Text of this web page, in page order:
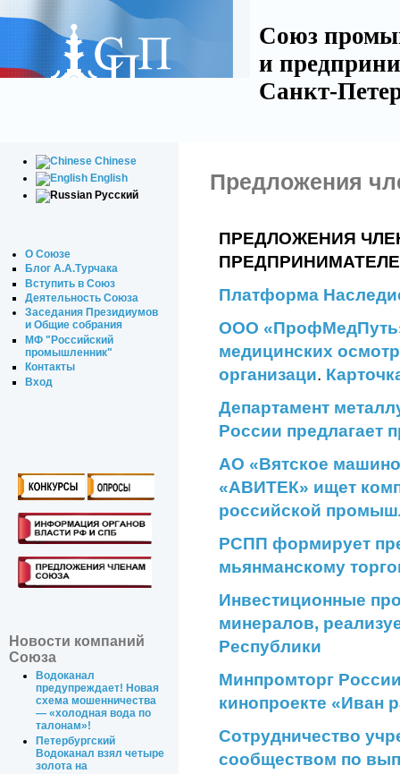
Союз
и
Санкт-
Chinese
English
Русский
О Союзе
Блог А.А.Турчака
Вступить в Союз
Деятельность Союза
Заседания Президиумов
и Общие собрания
МФ "Российский
промышленник"
Контакты
Вход
Новости компаний
Союза
Водоканал
предупреждает! Новая
схема мошенничества
— «холодная вода по
талонам»!
Петербургский
Водоканал взял четыре
золота на
Предложения
ПРЕДЛОЖЕНИЯ
Платформа
ООО «ПрофМедПуть»
медицинских
организаци.
Департамент
России
АО «Вятское
«АВИТЕК» ищет
российской
РСПП формирует
мьянманскому
Инвестиционные
минералов,
Республики
Минпромторг
кинопроекте «Иван
Сотрудничество
сообществом по